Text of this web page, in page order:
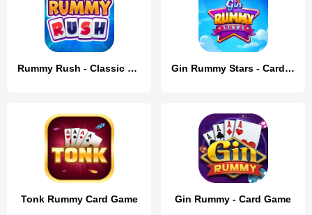
Rummy Rush - Classic Card Game Gin Rummy Stars - Card Game
Tonk Rummy Card Game Gin Rummy - Card Game